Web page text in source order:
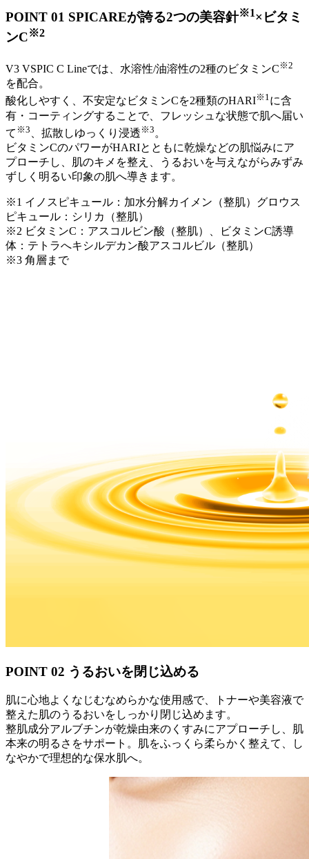
POINT 01 SPICAREが誇る2つの美容針※1×ビタミ
ンC※2
V3 VSPIC C Lineでは、水溶性/油溶性の2種のビタミンC ※2
を配合。
酸化しやすく、不安定なビタミンCを2種類のHARI※1に含
有・コーティングすることで、フレッシュな状態で肌へ届い
て ※3 、拡散しゆっくり浸透 ※3 。
ビタミンCのパワーがHARIとともに乾燥などの肌悩みにア
プローチし、肌のキメを整え、うるおいを与えながらみずみ
ずしく明るい印象の肌へ導きます。
※1 イノスピキュール：加水分解カイメン（整肌）グロウス
ピキュール：シリカ（整肌）
※2 ビタミンC：アスコルビン酸（整肌）、ビタミンC誘導
体：テトラへキシルデカン酸アスコルビル（整肌）
※3 角層まで
POINT 02 うるおいを閉じ込める
肌に心地よくなじむなめらかな使用感で、トナーや美容液で
整えた肌のうるおいをしっかり閉じ込めます。
整肌成分アルブチンが乾燥由来のくすみにアプローチし、肌
本来の明るさをサポート。肌をふっくら柔らかく整えて、し
なやかで理想的な保水肌へ。